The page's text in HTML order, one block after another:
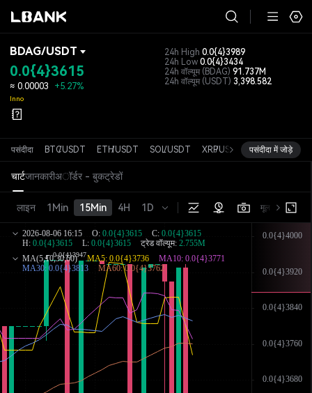
BDAG/USDT
0.0{4}3615
≈ 0.00003 +5.27%
Inno
24h High 0.0{4}3989
24h Low 0.0{4}3434
24h वॉल्यूम (BDAG) 91.737M
24h वॉल्यूम (USDT) 3,398.582
पसंदीदा BTC/USDT ETH/USDT SOL/USDT XRP/USDT DOGE/USDT
पसंदीदा में जोड़े
चार्टजानकारीअॉर्डर - बुकट्रेडों
लाइन 1Min 15Min 4H 1D मूल संस्करण